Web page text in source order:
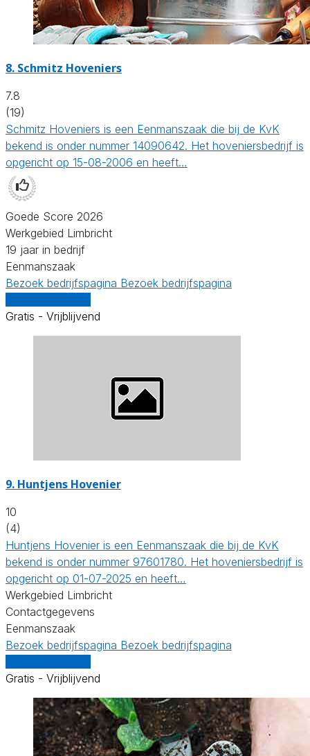
8. Schmitz Hoveniers
7.8
(19)
Schmitz Hoveniers is een Eenmanszaak die bij de KvK
bekend is onder nummer 14090642. Het hoveniersbedrijf is
opgericht op 15-08-2006 en heeft…
Goede Score 2026
Werkgebied Limbricht
19 jaar in bedrijf
Eenmanszaak
Bezoek bedrijfspagina Bezoek bedrijfspagina
Gratis - Vrijblijvend
9. Huntjens Hovenier
10
(4)
Huntjens Hovenier is een Eenmanszaak die bij de KvK
bekend is onder nummer 97601780. Het hoveniersbedrijf is
opgericht op 01-07-2025 en heeft…
Werkgebied Limbricht
Contactgegevens
Eenmanszaak
Bezoek bedrijfspagina Bezoek bedrijfspagina
Gratis - Vrijblijvend